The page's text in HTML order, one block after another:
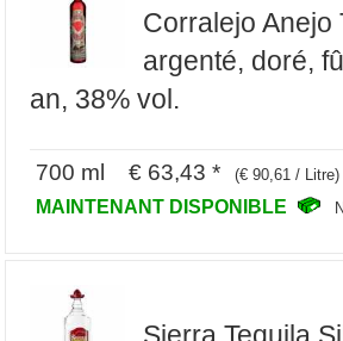
Corralejo Anejo
argenté, doré,
an, 38% vol.
700 ml € 63,43 * (€ 90,61 / Litre)
MAINTENANT DISPONIBLE
Sierra Tequila